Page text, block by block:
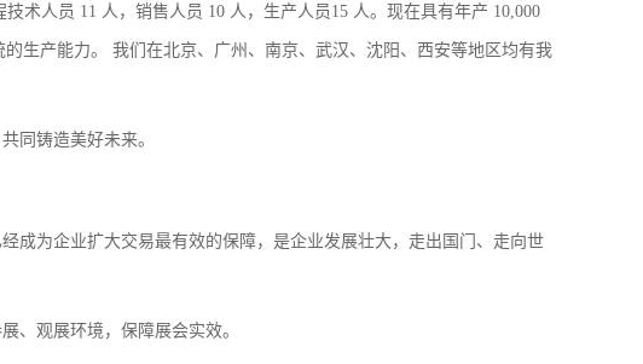
术人员 11 人，销售人员 10 人，生产人员15 人。现在具有年产 10,000
生产能力。 我们在北京、广州、南京、武汉、沈阳、西安等地区均有我
同铸造美好未来。
成为企业扩大交易最有效的保障，是企业发展壮大，走出国门、走向世
、观展环境，保障展会实效。